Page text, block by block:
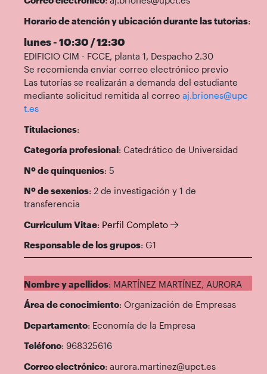
Horario de atención y ubicación durante las tutorias:
lunes - 10:30 / 12:30
EDIFICIO CIM - FCCE, planta 1, Despacho 2.30
Se recomienda enviar correo electrónico previo
Las tutorías se realizarán a demanda del estudiante
mediante solicitud remitida al correo aj.briones@upc
t.es
Titulaciones:
Categoría profesional: Catedrático de Universidad
Nº de quinquenios: 5
Nº de sexenios: 2 de investigación y 1 de
transferencia
Curriculum Vitae: Perfil Completo
Responsable de los grupos: G1
Nombre y apellidos: MARTÍNEZ MARTÍNEZ, AURORA
Área de conocimiento: Organización de Empresas
Departamento: Economía de la Empresa
Teléfono: 968325616
Correo electrónico: aurora.martinez@upct.es